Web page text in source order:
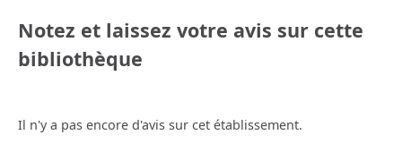
Notez et laissez votre avis sur cette
bibliothèque
Il n'y a pas encore d'avis sur cet établissement.